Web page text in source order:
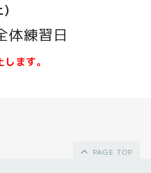
)
練習日
ます。
PAGE TOP